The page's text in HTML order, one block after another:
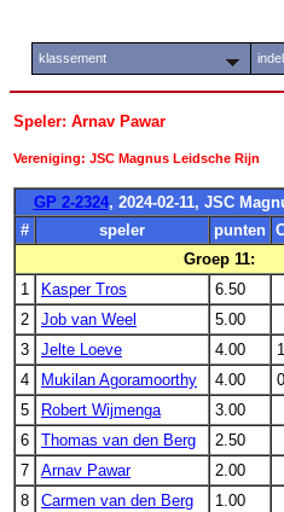
klassement
Speler: Arnav Pawar
Vereniging: JSC Magnus Leidsche Rijn
GP 2-2324, 2024-02-11, JSC
#
speler punten
Groep 11:
1
Kasper Tros 6.50
2
Job van Weel 5.00
3
Jelte Loeve 4.00
4
Mukilan Agoramoorthy 4.00
5
Robert Wijmenga 3.00
6
Thomas van den Berg 2.50
7
Arnav Pawar 2.00
8
Carmen van den Berg 1.00